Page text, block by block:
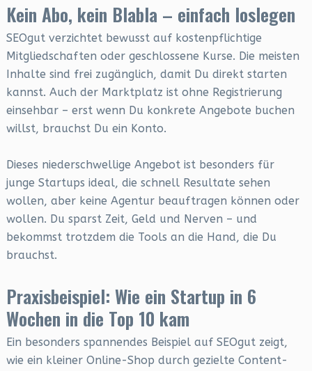
Kein Abo, kein Blabla – einfach loslegen
SEOgut verzichtet bewusst auf kostenpflichtige
Mitgliedschaften oder geschlossene Kurse. Die meisten
Inhalte sind frei zugänglich, damit Du direkt starten
kannst. Auch der Marktplatz ist ohne Registrierung
einsehbar – erst wenn Du konkrete Angebote buchen
willst, brauchst Du ein Konto.
Dieses niederschwellige Angebot ist besonders für
junge Startups ideal, die schnell Resultate sehen
wollen, aber keine Agentur beauftragen können oder
wollen. Du sparst Zeit, Geld und Nerven – und
bekommst trotzdem die Tools an die Hand, die Du
brauchst.
Praxisbeispiel: Wie ein Startup in 6
Wochen in die Top 10 kam
Ein besonders spannendes Beispiel auf SEOgut zeigt,
wie ein kleiner Online-Shop durch gezielte Content-